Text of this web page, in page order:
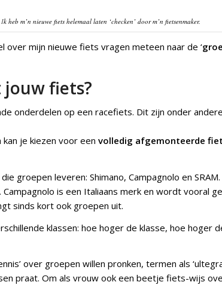
Ik heb m’n nieuwe fiets helemaal laten ‘checken’ door m’n fietsenmaker.
over mijn nieuwe fiets vragen meteen naar de ‘
jouw fiets?
onderdelen op een racefiets. Dit zijn onder
je kiezen voor een volledig afgemonteerde
die groepen leveren: Shimano, Campagnolo en
is een Italiaans merk en wordt vooral
sinds kort ook groepen uit.
klassen: hoe hoger de klasse, hoe hoger
over groepen willen pronken, termen als
praat. Om als vrouw ook een beetje fiets-wijs